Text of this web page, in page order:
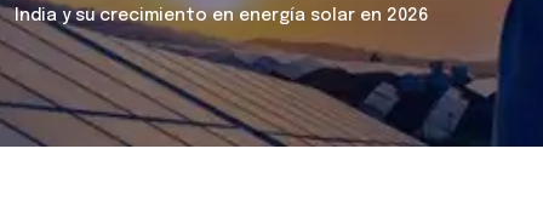
India y su crecimiento en energía solar en 2026